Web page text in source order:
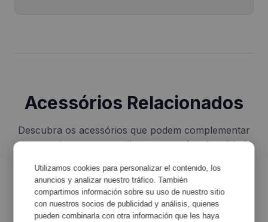
Acessórios Relacionados
Descubra os acessórios que podem complementar
o seu equipamento e melhorar a sua funcionalidade.
Utilizamos cookies para personalizar el contenido, los
anuncios y analizar nuestro tráfico. También
compartimos información sobre su uso de nuestro sitio
con nuestros socios de publicidad y análisis, quienes
pueden combinarla con otra información que les haya